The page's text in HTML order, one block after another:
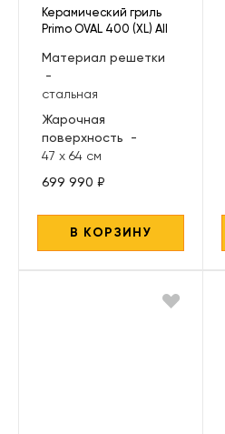
Керамический гриль
Primo OVAL 400 (XL) All
Материал решетки
-
стальная
Жарочная
поверхность
-
47 х 64 см
699 990 ₽
В КОРЗИНУ